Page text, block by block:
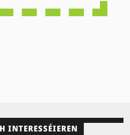
INTERESSÉIEREN